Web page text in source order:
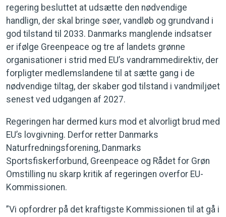
regering besluttet at udsætte den nødvendige
handlign, der skal bringe søer, vandløb og grundvand i
god tilstand til 2033. Danmarks manglende indsatser
er ifølge Greenpeace og tre af landets grønne
organisationer i strid med EU’s vandrammedirektiv, der
forpligter medlemslandene til at sætte gang i de
nødvendige tiltag, der skaber god tilstand i vandmiljøet
senest ved udgangen af 2027.
Regeringen har dermed kurs mod et alvorligt brud med
EU’s lovgivning. Derfor retter Danmarks
Naturfredningsforening, Danmarks
Sportsfiskerforbund, Greenpeace og Rådet for Grøn
Omstilling nu skarp kritik af regeringen overfor EU-
Kommissionen.
”Vi opfordrer på det kraftigste Kommissionen til at gå i